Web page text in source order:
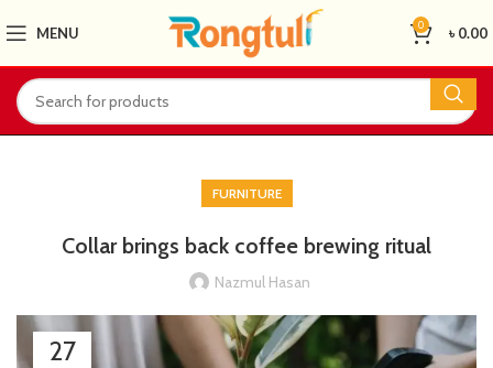
MENU 0 ৳0.00
FURNITURE
Collar brings back coffee brewing ritual
Nazmul Hasan
27